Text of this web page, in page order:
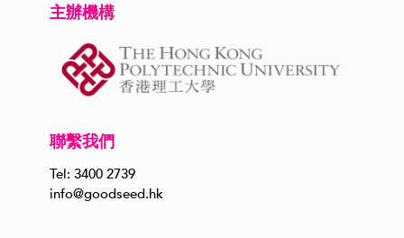
主辦機構
聯繫我們
Tel: 3400 2739
info@goodseed.hk